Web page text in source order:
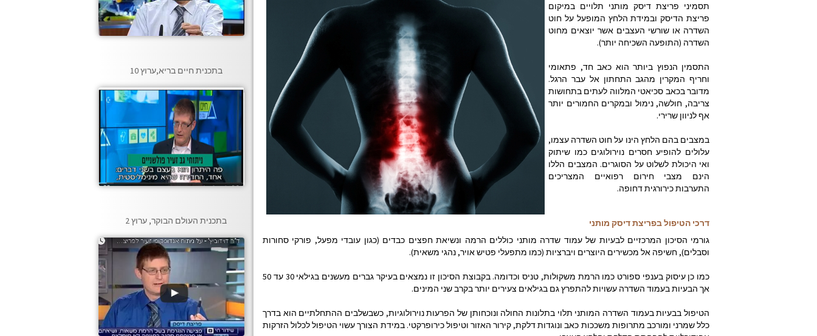
תסמיני פריצת דיסק מותני תלויים במיקום
פריצת הדיסק ובמידת הלחץ המופעל על חוט
השדרה או שורשי העצבים אשר יוצאים מחוט
השדרה (התופעה השכיחה יותר).
התסמין הנפוץ ביותר הוא כאב חד, פתאומי
וחריף המקרין מהגב התחתון אל עבר הרגל.
מדובר בכאב סכיאטי המלווה לעתים בתחושות
צריבה, חולשה, נימול ובמקרים החמורים יותר
אף לניוון שרירי.
במצבים בהם הלחץ הינו על חוט השדרה עצמו,
עלולים להופיע חסרים נוירולוגים כמו שיתוק
ואי היכולת לשלוט על הסוגרים. המצבים הללו
הינם מצבי חירום רפואיים המצריכים
התערבות כירורגית דחופה.
דרכי הטיפול בפריצת דיסק מותני
גורמי הסיכון המרכזיים לבעיות של עמוד שדרה מותני כוללים הרמה ונשיאת חפצים כבדים (כגון עובדי מפעל, פורקי סחורות
וסבלים), חשיפה אל מכשירים היוצרים ויברציות (כמו מתפעלי פטיש אויר, נהגי משאית).
כמו כן עיסוק בענפי ספורט כמו הרמת משקולות, טניס וכדומה. בקבוצת הסיכון זו נמצאים בעיקר גברים מעשנים בגילאי 30 עד 50
אך הבעיות בעמוד השדרה עשויות להתפרץ גם בגילאים צעירים יותר בקרב שני המינים.
הטיפול בבעיות בעמוד השדרה המותני תלוי בתלונות החולה ונוכחותן של הפרעות נוירולוגיות, כשבשלבים ההתחלתיים הוא בדרך
כלל שמרני ומורכב מתרופות משככות כאב ונוגדות דלקת, קירור האזור וטיפול כירופרקטי. במידת הצורך עשוי הטיפול לכלול הזרקות
בתכנית חיים בריא,ערוץ 10
בתכנית העולם הבוקר, ערוץ 2